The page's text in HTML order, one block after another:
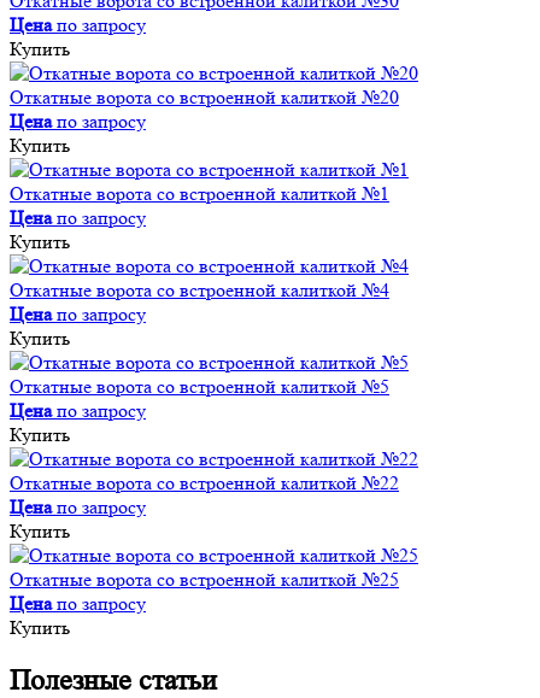
Ценапо запросу
Купить
Откатные ворота со встроенной калиткой №20
Ценапо запросу
Купить
Откатные ворота со встроенной калиткой №1
Ценапо запросу
Купить
Откатные ворота со встроенной калиткой №4
Ценапо запросу
Купить
Откатные ворота со встроенной калиткой №5
Ценапо запросу
Купить
Откатные ворота со встроенной калиткой №22
Ценапо запросу
Купить
Откатные ворота со встроенной калиткой №25
Ценапо запросу
Купить
Полезные статьи